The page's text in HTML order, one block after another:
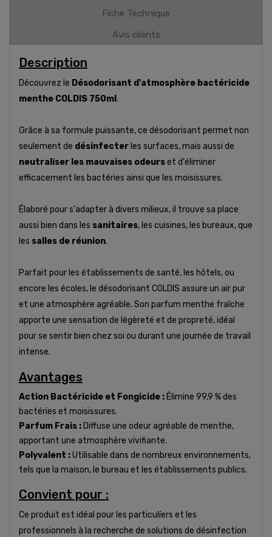
Fiche Technique
Avis clients
Description
Découvrez le Désodorisant d'atmosphère bactéricide
menthe COLDIS 750ml .
Grâce à sa formule puissante, ce désodorisant permet non
seulement de désinfecter les surfaces, mais aussi de
neutraliser les mauvaises odeurset d'éliminer
efficacement les bactéries ainsi que les moisissures.
Élaboré pour s'adapter à divers milieux, il trouve sa place
aussi bien dans les sanitaires, les cuisines, les bureaux, que
les salles de réunion.
Parfait pour les établissements de santé, les hôtels, ou
encore les écoles, le désodorisant COLDIS assure un air pur
et une atmosphère agréable. Son parfum menthe fraîche
apporte une sensation de légèreté et de propreté, idéal
pour se sentir bien chez soi ou durant une journée de travail
intense.
Avantages
Action Bactéricide et Fongicide : Élimine 99,9 % des
bactéries et moisissures.
Parfum Frais : Diffuse une odeur agréable de menthe,
apportant une atmosphère vivifiante.
Polyvalent :Utilisable dans de nombreux environnements,
tels que la maison, le bureau et les établissements publics.
Convient pour :
Ce produit est idéal pour les particulíers et les
professionnels à la recherche de solutions de désinfection